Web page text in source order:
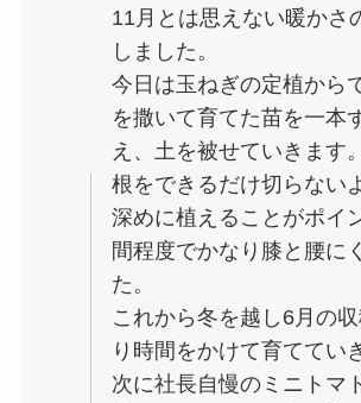
11月とは思えない暖かさ
しました。
今日は玉ねぎの定植から
を撒いて育てた苗を一本
え、土を被せていきます。
根をできるだけ切らない
深めに植えることがポイ
間程度でかなり膝と腰に
た。
これから冬を越し6月の
り時間をかけて育ててい
次に社長自慢のミニトマ